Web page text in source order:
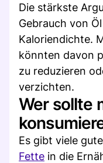
Die stärkste
Gebrauch von
Kaloriendichte.
könnten davon
zu reduzieren
verzichten.
Wer sollte
Es gibt viele
Fette in die